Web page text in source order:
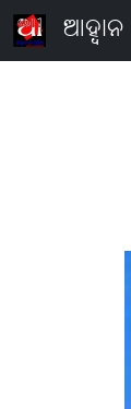
ଆହ୍ବାନ